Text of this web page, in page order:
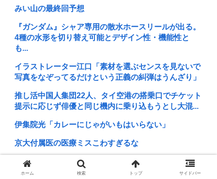
みい山の最終回予想
『ガンダム』シャア専用の散水ホースリールが出る。
4種の水形を切り替え可能とデザイン性・機能性と
も...
イラストレーター江口「素材を選ぶセンスを見ないで
写真をなぞってるだけという正義の糾弾はうんざり」
推し活中国人集団22人、タイ空港の搭乗口でチケット
提示に応じず俳優と同じ機内に乗り込もうとし大混...
伊集院光「カレーにじゃがいもはいらない」
京大付属医の医療ミスこわすぎるな
【早稲田】”無銭飲食”複数の早大生が関与か 大学が異
例の注意喚起
ホーム 検索 トップ サイドバー